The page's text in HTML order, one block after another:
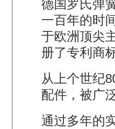
德国罗氏弹
一百年的时
于欧洲顶尖
册了专利商
从上个世纪
配件，被广
通过多年的